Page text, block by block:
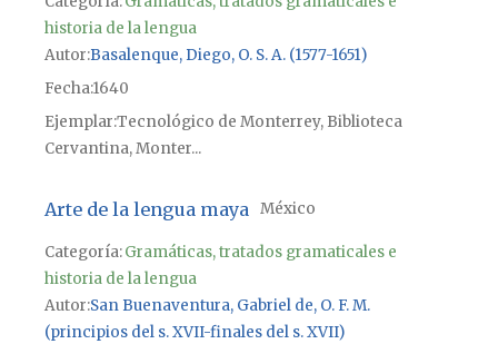
historia de la lengua
Autor Basalenque, Diego, O. S. A. (1577-1651)
Fecha1640
Ejemplar Tecnológico de Monterrey, Biblioteca
Cervantina, Monter...
Arte de la lengua maya México
Categoría:Gramáticas, tratados gramaticales e
historia de la lengua
Autor San Buenaventura, Gabriel de, O. F. M.
(principios del s. XVII-finales del s. XVII)